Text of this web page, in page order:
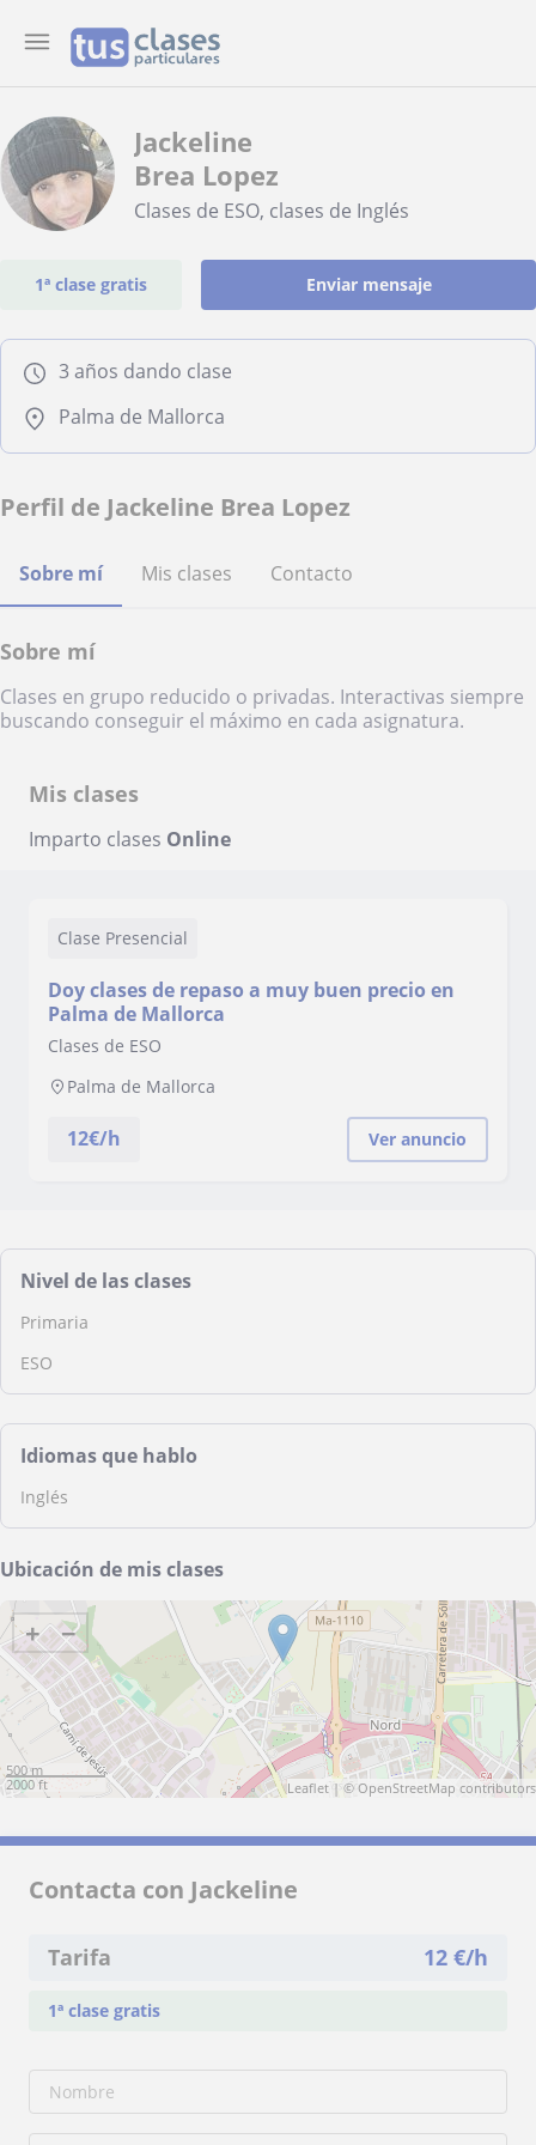
Jackeline
Brea Lopez
Clases de ESO, clases de Inglés
1ª clase gratis Enviar mensaje
3 años dando clase
Palma de Mallorca
Perfil de Jackeline Brea Lopez
Sobre mí Mis clases Contacto
Sobre mí
Clases en grupo reducido o privadas. Interactivas siempre
buscando conseguir el máximo en cada asignatura.
Mis clases
Imparto clases Online
Clase Presencial
Doy clases de repaso a muy buen precio en
Palma de Mallorca
Clases de ESO
Palma de Mallorca
12€/h Ver anuncio
Nivel de las clases
Primaria
ESO
Idiomas que hablo
Inglés
Ubicación de mis clases
+ −
500 m
2000 ft
Leaflet | © OpenStreetMap contributors
Contacta con Jackeline
Tarifa 12 €/h
1ª clase gratis